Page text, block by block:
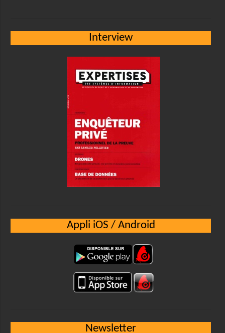
Interview
Appli iOS / Android
Newsletter